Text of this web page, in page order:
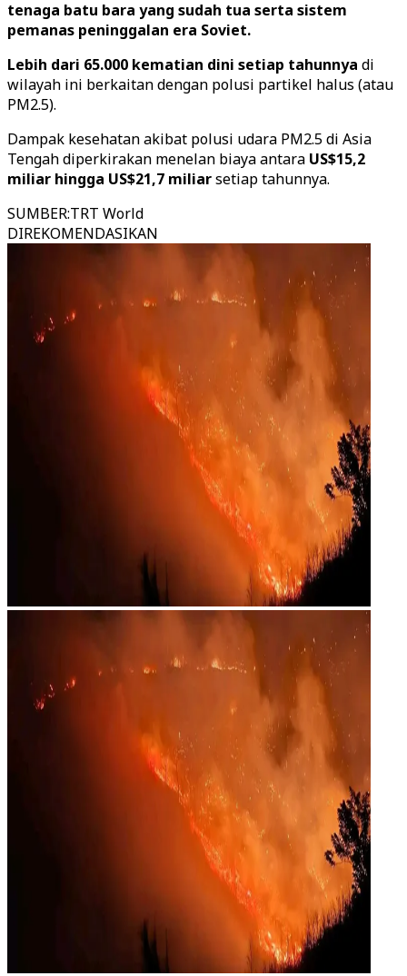
tenaga batu bara yang sudah tua serta sistem
pemanas peninggalan era Soviet.
Lebih dari 65.000 kematian dini setiap tahunnya di
wilayah ini berkaitan dengan polusi partikel halus (atau
PM2.5).
Dampak kesehatan akibat polusi udara PM2.5 di Asia
Tengah diperkirakan menelan biaya antara US$15,2
miliar hingga US$21,7 miliarsetiap tahunnya.
SUMBER:TRT World
DIREKOMENDASIKAN